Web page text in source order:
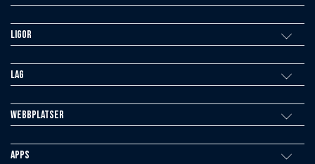
Ligor
Lag
Webbplatser
Apps